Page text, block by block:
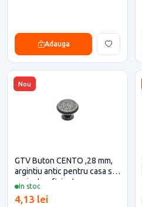
Adauga
Nou
In stoc
GTV Buton CENTO ,28 mm,
argintiu antic pentru casa si
proiecte eficiente
4,13 lei